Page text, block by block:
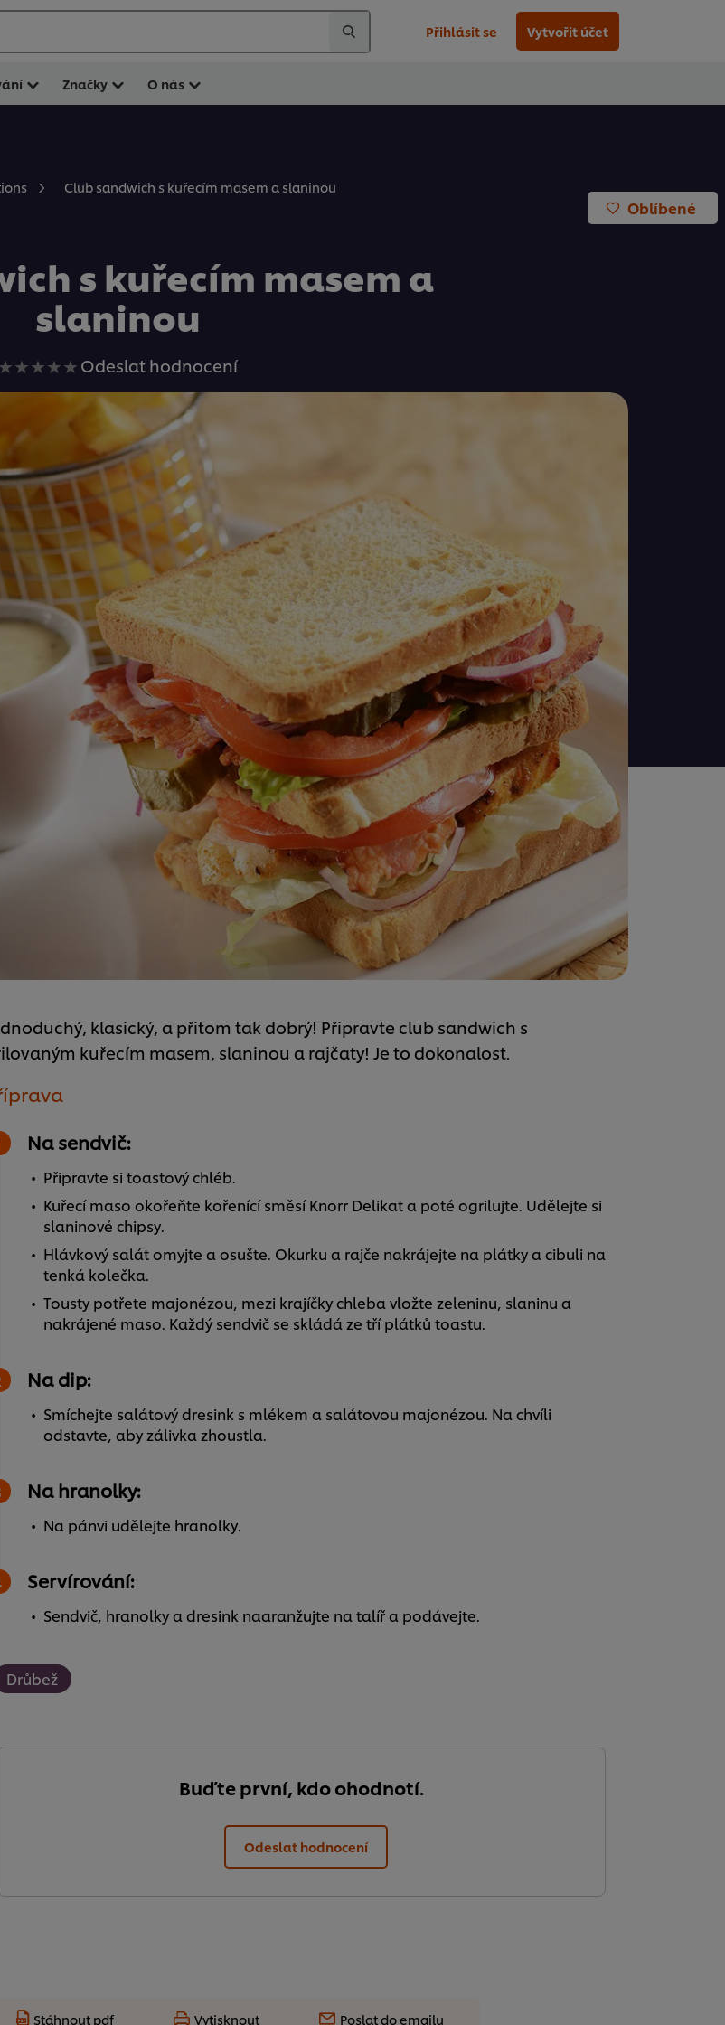
Přihlásit se Vytvořit účet
Značky O nás
Club sandwich s kuřecím masem a slaninou
Oblíbené
s kuřecím masem a
slaninou
Pro
tuto
recipe
nebyla
odeslána
žádná
hodnocení
Odeslat hodnocení
klasický, a přitom tak dobrý! Připravte club sandwich s
kuřecím masem, slaninou a rajčaty! Je to dokonalost.
Na sendvič:
Připravte si toastový chléb.
Kuřecí maso okořeňte kořenící směsí Knorr Delikat a poté ogrilujte. Udělejte si
slaninové chipsy.
Hlávkový salát omyjte a osušte. Okurku a rajče nakrájejte na plátky a cibuli na
tenká kolečka.
Tousty potřete majonézou, mezi krajíčky chleba vložte zeleninu, slaninu a
nakrájené maso. Každý sendvič se skládá ze tří plátků toastu.
Na dip:
Smíchejte salátový dresink s mlékem a salátovou majonézou. Na chvíli
odstavte, aby zálivka zhoustla.
Na hranolky:
Na pánvi udělejte hranolky.
Servírování:
Sendvič, hranolky a dresink naaranžujte na talíř a podávejte.
Drůbež
Buďte první, kdo ohodnotí.
Odeslat hodnocení
Stáhnout pdf Vytisknout Poslat do emailu